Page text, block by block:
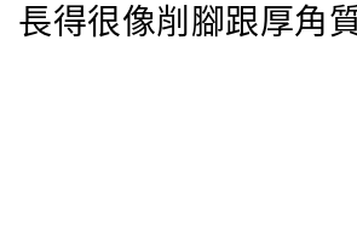
長得很像削腳跟厚角